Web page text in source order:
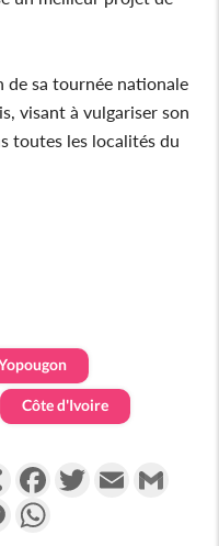
de sa tournée nationale
visant à vulgariser son
toutes les localités du
Côte d'Ivoire
PartagerFacebookTwitterEmail
Messenger